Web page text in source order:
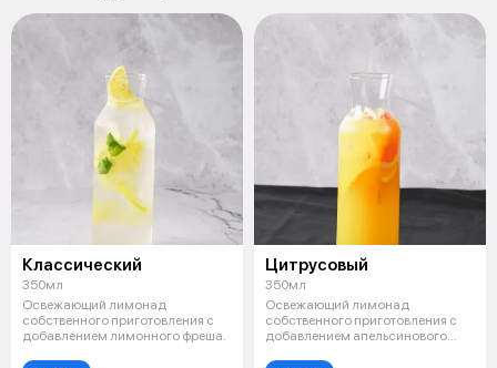
Классический
350мл
Освежающий лимонад
собственного приготовления с
добавлением лимонного фреша.
Цитрусовый
350мл
Освежающий лимонад
собственного приготовления с
добавлением апельсинового